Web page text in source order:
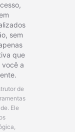
sem
que
você a
de
Ele